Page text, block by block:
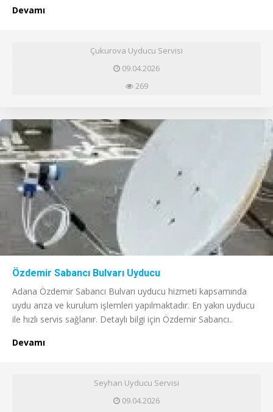
Devamı
Çukurova Uyducu Servisi
09.04.2026
269
Özdemir Sabancı Bulvarı Uyducu
Adana Özdemir Sabancı Bulvarı uyducu hizmeti kapsamında
uydu arıza ve kurulum işlemleri yapılmaktadır. En yakın uyducu
ile hızlı servis sağlanır. Detaylı bilgi için Özdemir Sabancı..
Devamı
Seyhan Uyducu Servisi
09.04.2026